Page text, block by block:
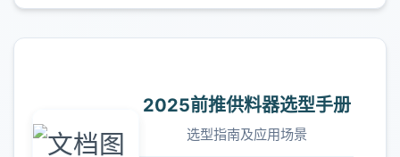
2025前推供料器选型手册
选型指南及应用场景